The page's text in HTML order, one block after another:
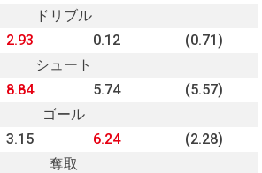
ドリブル
2.93 0.12
(0.71)
シュート
8.84 5.74
(5.57)
ゴール
3.15 6.24
(2.28)
奪取